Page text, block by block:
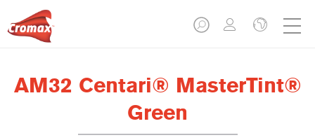
AM32 Centari® MasterTint®
Green